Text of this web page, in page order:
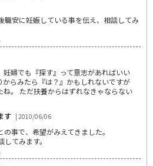
職安に妊娠している事を伝え、相談してみ
婦でも『探す』って意志があればいい
からみたら『は？』かもしれないですが
ね。 ただ扶養からはずれなきゃならない
す | 2010/06/06
事で、希望がみえてきました。
てみます。